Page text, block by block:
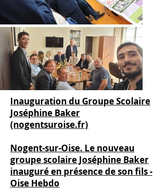
Inauguration du Groupe Scolaire
Joséphine Baker
(nogentsuroise.fr)
Nogent-sur-Oise. Le nouveau
groupe scolaire Joséphine Baker
inauguré en présence de son fils -
Oise Hebdo